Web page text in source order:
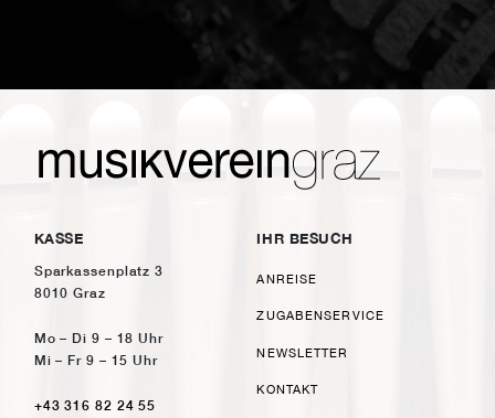
KASSE
Sparkassenplatz 3
8010 Graz
Mo – Di 9 – 18 Uhr
Mi – Fr 9 – 15 Uhr
+43 316 82 24 55
IHR BESUCH
ANREISE
ZUGABENSERVICE
NEWSLETTER
KONTAKT